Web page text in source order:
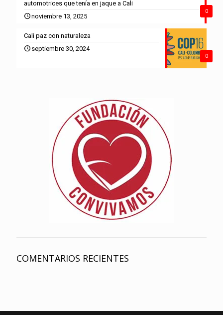
0
automotrices que tenía en jaque a Cali
noviembre 13, 2025
0
Cali paz con naturaleza
septiembre 30, 2024
COMENTARIOS RECIENTES